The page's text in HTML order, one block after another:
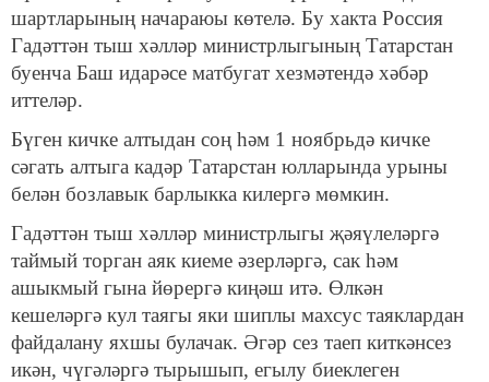
шартларының начараюы көтелә. Бу хакта Россия
Гадәттән тыш хәлләр министрлыгының Татарстан
буенча Баш идарәсе матбугат хезмәтендә хәбәр
иттеләр.
Бүген кичке алтыдан соң һәм 1 ноябрьдә кичке
сәгать алтыга кадәр Татарстан юлларында урыны
белән бозлавык барлыкка килергә мөмкин.
Гадәттән тыш хәлләр министрлыгы җәяүлеләргә
таймый торган аяк киеме әзерләргә, сак һәм
ашыкмый гына йөрергә киңәш итә. Өлкән
кешеләргә кул таягы яки шиплы махсус таяклардан
файдалану яхшы булачак. Әгәр сез таеп киткәнсез
икән, чүгәләргә тырышып, егылу биеклеген